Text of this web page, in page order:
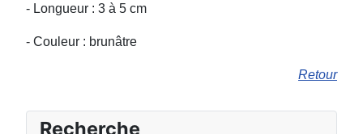
- Longueur : 3 à 5 cm
- Couleur : brunâtre
Retour
Recherche